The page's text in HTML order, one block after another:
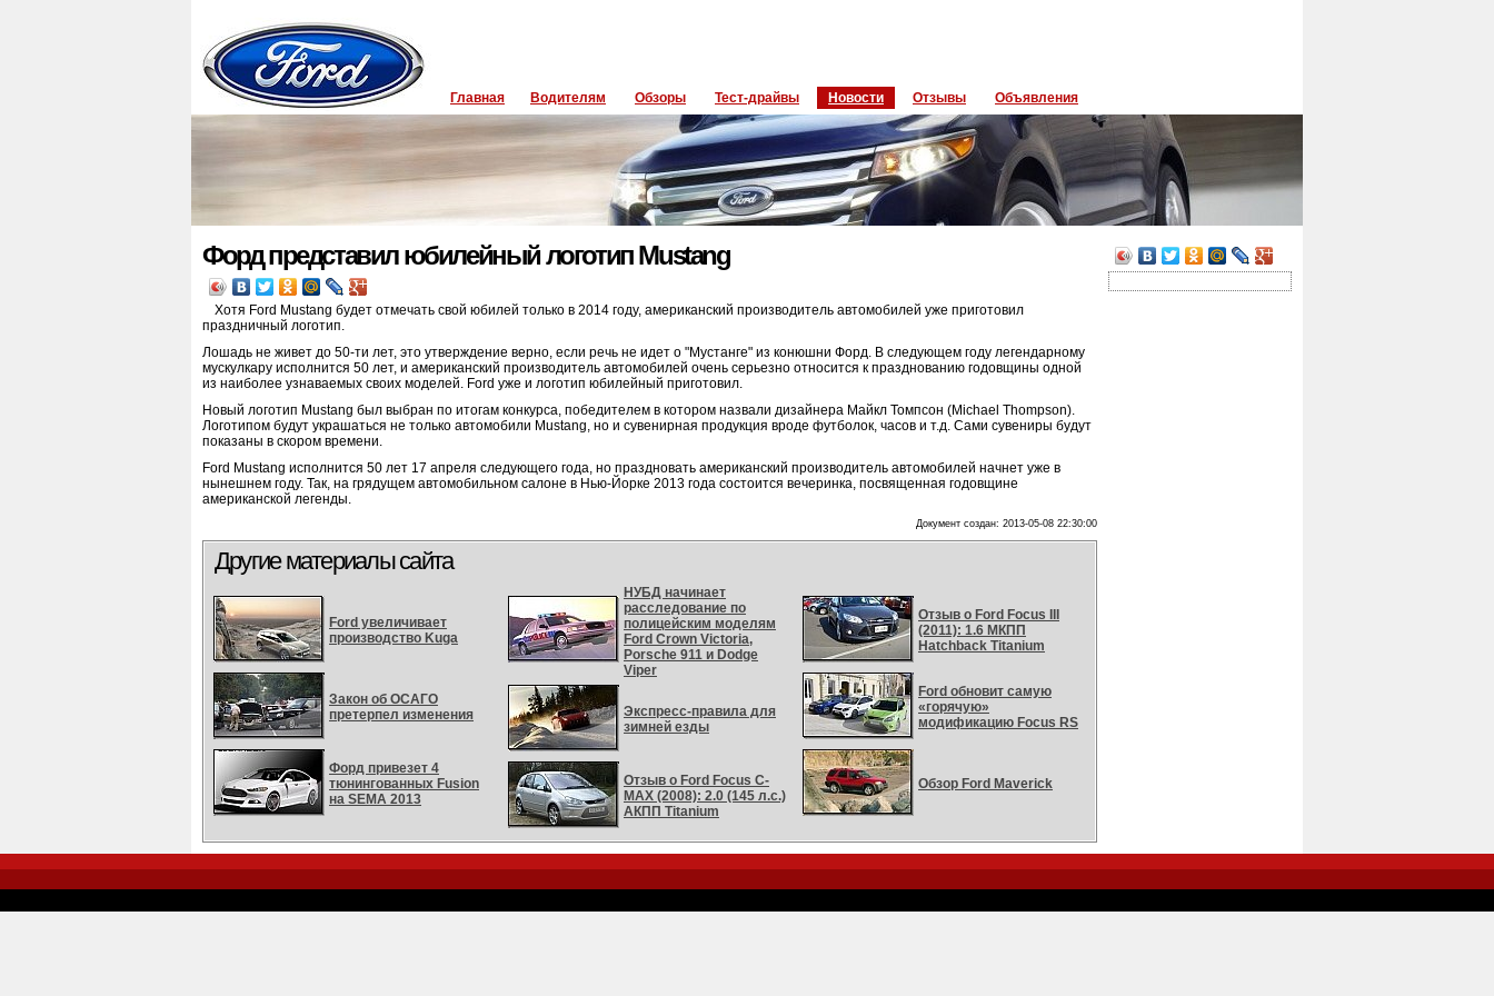
Главная Водителям Обзоры Тест-драйвы Новости Отзывы Объявления
Форд представил юбилейный логотип Mustang
Хотя Ford Mustang будет отмечать свой юбилей только в 2014 году, американский производитель автомобилей уже приготовил
праздничный логотип.
Лошадь не живет до 50-ти лет, это утверждение верно, если речь не идет о "Мустанге" из конюшни Форд. В следующем году легендарному
мускулкару исполнится 50 лет, и американский производитель автомобилей очень серьезно относится к празднованию годовщины одной
из наиболее узнаваемых своих моделей. Ford уже и логотип юбилейный приготовил.
Новый логотип Mustang был выбран по итогам конкурса, победителем в котором назвали дизайнера Майкл Томпсон (Michael Thompson).
Логотипом будут украшаться не только автомобили Mustang, но и сувенирная продукция вроде футболок, часов и т.д. Сами сувениры будут
показаны в скором времени.
Ford Mustang исполнится 50 лет 17 апреля следующего года, но праздновать американский производитель автомобилей начнет уже в
нынешнем году. Так, на грядущем автомобильном салоне в Нью-Йорке 2013 года состоится вечеринка, посвященная годовщине
американской легенды.
Документ создан: 2013-05-08 22:30:00
Другие материалы сайта
Ford увеличивает
производство Kuga
Закон об ОСАГО
претерпел изменения
Форд привезет 4
тюнингованных Fusion
на SEMA 2013
НУБД начинает
расследование по
полицейским моделям
Ford Crown Victoria,
Porsche 911 и Dodge
Viper
Экспресс-правила для
зимней езды
Отзыв о Ford Focus C-
MAX (2008): 2.0 (145 л.с.)
АКПП Titanium
Отзыв о Ford Focus III
(2011): 1.6 МКПП
Hatchback Titanium
Ford обновит самую
«горячую»
модификацию Focus RS
Обзор Ford Maverick